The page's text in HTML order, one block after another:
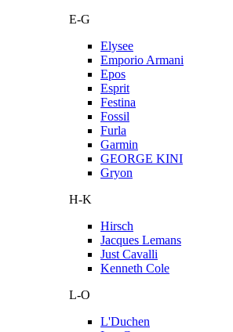
E-G
Elysee
Emporio Armani
Epos
Esprit
Festina
Fossil
Furla
Garmin
GEORGE KINI
Gryon
H-K
Hirsch
Jacques Lemans
Just Cavalli
Kenneth Cole
L-O
L'Duchen